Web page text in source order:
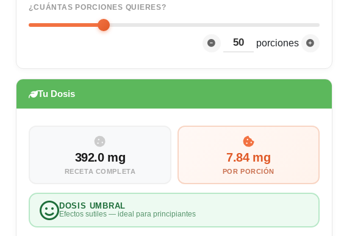
¿CUÁNTAS PORCIONES QUIERES?
porciones
Tu Dosis
392.0 mg
RECETA COMPLETA
7.84 mg
POR PORCIÓN
DOSIS UMBRAL
Efectos sutiles — ideal para principiantes